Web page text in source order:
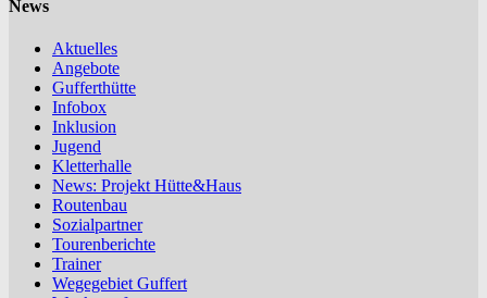
News
Aktuelles
Angebote
Gufferthütte
Infobox
Inklusion
Jugend
Kletterhalle
News: Projekt Hütte&Haus
Routenbau
Sozialpartner
Tourenberichte
Trainer
Wegegebiet Guffert